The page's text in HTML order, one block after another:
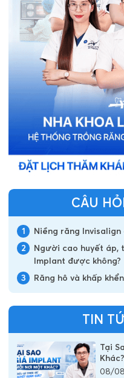
CÂU
1
Niềng răng Invisalign
2
Người cao huyết áp,
Implant được không?
3
Răng hô và khấp
TIN
Tại
Chi
08/